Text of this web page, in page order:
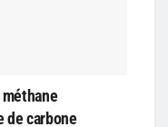
de carbone